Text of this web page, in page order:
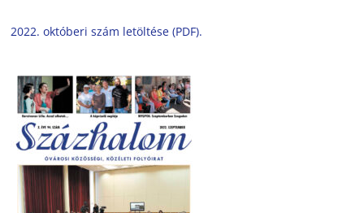
2022. októberi szám letöltése (PDF).